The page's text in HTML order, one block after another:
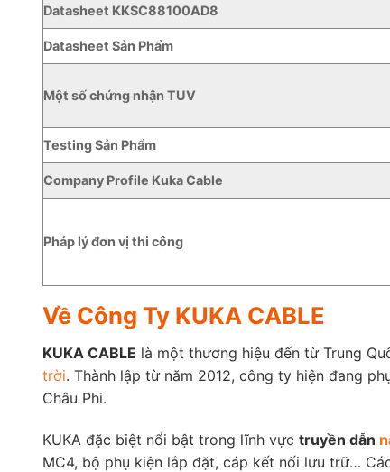
Datasheet KKSC88100AD8
Datasheet Sản Phẩm
Một số chứng nhận TUV
Testing Sản Phẩm
Company Profile Kuka Cable
Pháp lý đơn vị thi công
Về Công Ty KUKA CABLE
KUKA CABLE là một thương hiệu đến từ Trung
trời. Thành lập từ năm 2012, công ty hiện đang
Châu Phi.
KUKA đặc biệt nổi bật trong lĩnh vực truyền dẫn
MC4, bộ phụ kiện lắp đặt, cáp kết nối lưu trữ…